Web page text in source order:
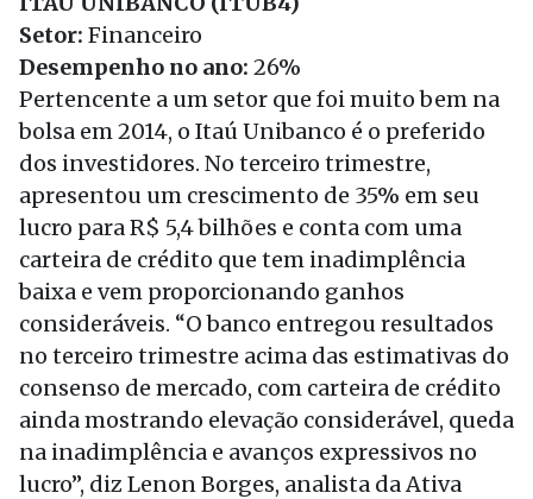
Setor: Financeiro
Desempenho no ano: 26%
Pertencente a um setor que foi muito bem na
bolsa em 2014, o Itaú Unibanco é o preferido
dos investidores. No terceiro trimestre,
apresentou um crescimento de 35% em seu
lucro para R$ 5,4 bilhões e conta com uma
carteira de crédito que tem inadimplência
baixa e vem proporcionando ganhos
consideráveis. “O banco entregou resultados
no terceiro trimestre acima das estimativas do
consenso de mercado, com carteira de crédito
ainda mostrando elevação considerável, queda
na inadimplência e avanços expressivos no
lucro”, diz Lenon Borges, analista da Ativa